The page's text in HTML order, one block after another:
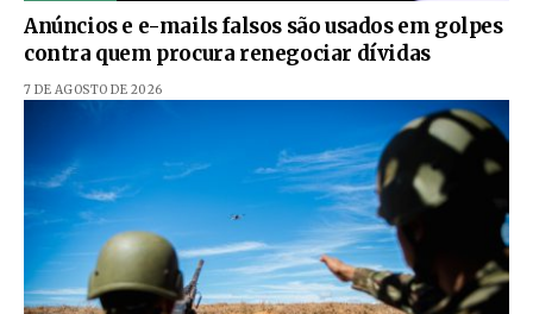
Anúncios e e-mails falsos são usados em golpes
contra quem procura renegociar dívidas
7 DE AGOSTO DE 2026